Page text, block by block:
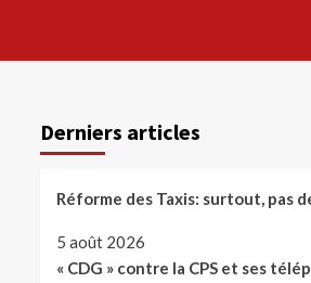
Derniers articles
Réforme des Taxis: surtout, pas
5 août 2026
« CDG » contre la CPS et ses